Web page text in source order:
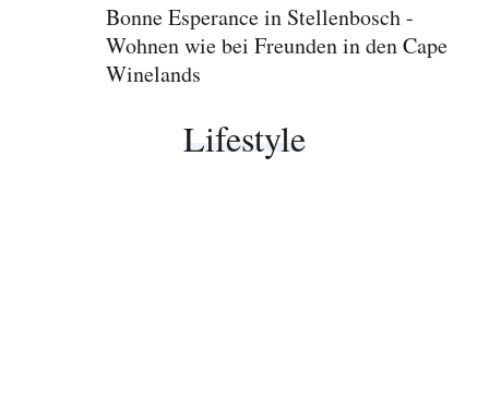
Bonne Esperance in Stellenbosch -
Wohnen wie bei Freunden in den Cape
Winelands
Lifestyle